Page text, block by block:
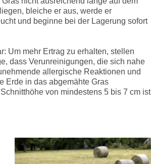
bleiche er aus, werde er
und beginne bei der Lagerung sofort
Um mehr Ertrag zu erhalten, stellen
dass Verunreinigungen, die sich nahe
allergische Reaktionen und
Erde in das abgemähte Gras
von mindestens 5 bis 7 cm ist